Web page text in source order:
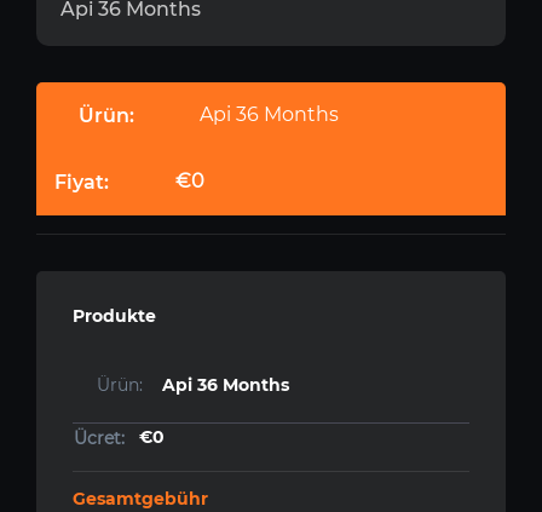
Api 36 Months
Api 36 Months
€0
Produkte
Api 36 Months
€0
Gesamtgebühr